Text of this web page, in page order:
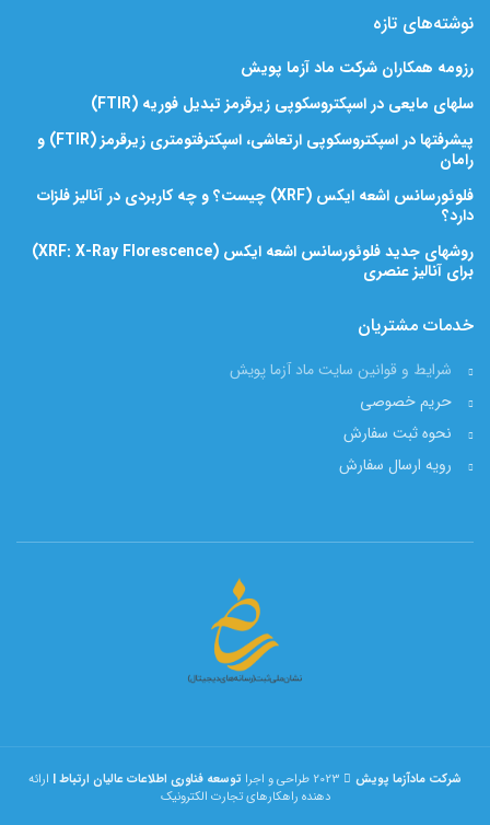
نوشته‌های تازه
رزومه همکاران شرکت ماد آزما پویش
سلهای مایعی در اسپکتروسکوپی زیرقرمز تبدیل فوریه (FTIR)
پیشرفتها در اسپکتروسکوپی ارتعاشی، اسپکترفتومتری زیرقرمز (FTIR) و
رامان
فلوئورسانس اشعه ایکس (XRF) چیست؟ و چه کاربردی در آنالیز فلزات
دارد؟
روشهای جدید فلوئورسانس اشعه ایکس (XRF: X-Ray Florescence)
برای آنالیز عنصری
خدمات مشتریان
شرایط و قوانین سایت ماد آزما پویش
حریم خصوصی
نحوه ثبت سفارش
رویه ارسال سفارش
شرکت مادآزما پویش توسعه فناوری اطلاعات عالیان ارتباط | ارائه
دهنده راهکارهای تجارت الکترونیک